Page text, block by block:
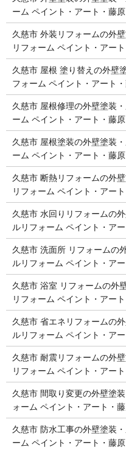
ーム ペイント・アート・藤原
久慈市 外装リフォームの外
リフォーム ペイント・アー
久慈市 屋根 塗り替えの外壁
フォーム ペイント・アート
久慈市 屋根修理の外壁塗装
ーム ペイント・アート・藤原
久慈市 屋根塗装の外壁塗装
ーム ペイント・アート・藤原
久慈市 断熱リフォームの外
リフォーム ペイント・アー
久慈市 水回りリフォームの
ルリフォーム ペイント・ア
久慈市 洗面所 リフォームの
ルリフォーム ペイント・ア
久慈市 浴室 リフォームの外
リフォーム ペイント・アー
久慈市 省エネリフォームの
ルリフォーム ペイント・ア
久慈市 耐震リフォームの外
リフォーム ペイント・アー
久慈市 間取り変更の外壁塗
ォーム ペイント・アート・
久慈市 防水工事の外壁塗装
ーム ペイント・アート・藤原